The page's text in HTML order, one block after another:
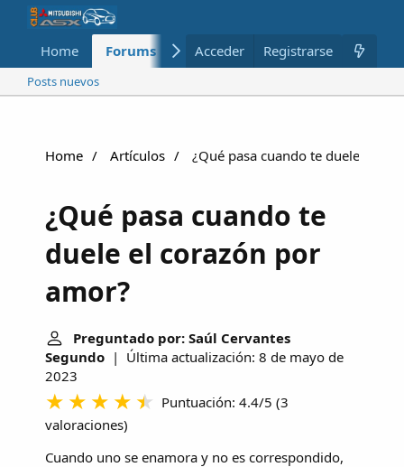
Home Forums Nuevo Miembros
Acceder Registrarse
Posts nuevos
Home Artículos ¿Qué pasa cuando te duele el
¿Qué pasa cuando te
duele el corazón por
amor?
Preguntado por: Saúl Cervantes
Segundo | Última actualización: 8 de mayo de
2023
Puntuación: 4.4/5 (3
valoraciones)
Cuando uno se enamora y no es correspondido,